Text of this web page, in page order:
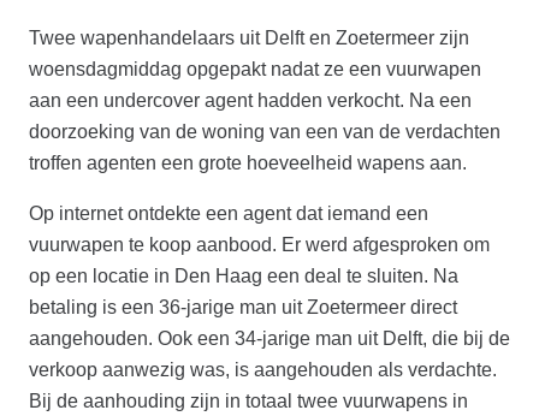
Twee wapenhandelaars uit Delft en Zoetermeer zijn
woensdagmiddag opgepakt nadat ze een vuurwapen
aan een undercover agent hadden verkocht. Na een
doorzoeking van de woning van een van de verdachten
troffen agenten een grote hoeveelheid wapens aan.
Op internet ontdekte een agent dat iemand een
vuurwapen te koop aanbood. Er werd afgesproken om
op een locatie in Den Haag een deal te sluiten. Na
betaling is een 36-jarige man uit Zoetermeer direct
aangehouden. Ook een 34-jarige man uit Delft, die bij de
verkoop aanwezig was, is aangehouden als verdachte.
Bij de aanhouding zijn in totaal twee vuurwapens in